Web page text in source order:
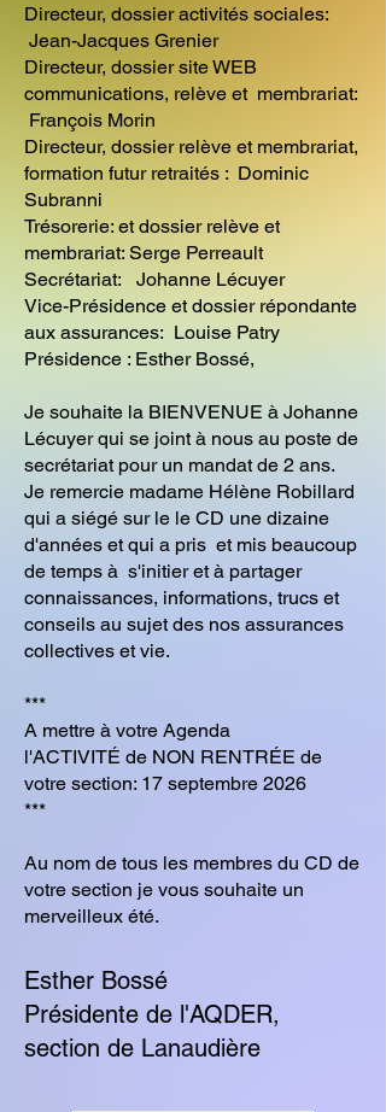
Directeur, dossier activités sociales:
Jean-Jacques Grenier
Directeur, dossier site WEB
communications, relève et membrariat:
François Morin
Directeur, dossier relève et membrariat,
formation futur retraités : Dominic
Subranni
Trésorerie: et dossier relève et
membrariat: Serge Perreault
Secrétariat: Johanne Lécuyer
Vice-Présidence et dossier répondante
aux assurances: Louise Patry
Présidence : Esther Bossé,
Je souhaite la BIENVENUE à Johanne
Lécuyer qui se joint à nous au poste de
secrétariat pour un mandat de 2 ans.
Je remercie madame Hélène Robillard
qui a siégé sur le le CD une dizaine
d'années et qui a pris et mis beaucoup
de temps à s'initier et à partager
connaissances, informations, trucs et
conseils au sujet des nos assurances
collectives et vie.
***
A mettre à votre Agenda
l'ACTIVITÉ de NON RENTRÉE de
votre section: 17 septembre 2026
***
Au nom de tous les membres du CD de
votre section je vous souhaite un
merveilleux été.
Esther Bossé
Présidente de l'AQDER,
section de Lanaudière